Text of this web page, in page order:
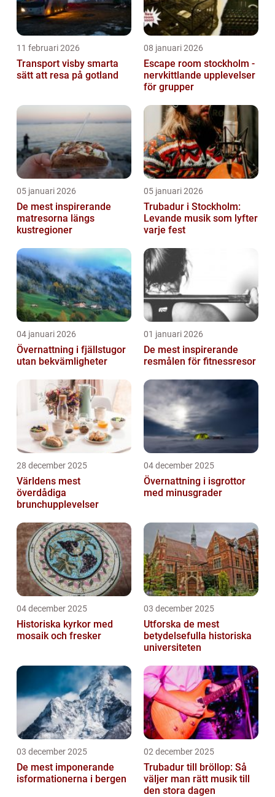
11 februari 2026
Transport visby smarta
sätt att resa på gotland
08 januari 2026
Escape room stockholm -
nervkittlande upplevelser
för grupper
05 januari 2026
De mest inspirerande
matresorna längs
kustregioner
05 januari 2026
Trubadur i Stockholm:
Levande musik som lyfter
varje fest
04 januari 2026
Övernattning i fjällstugor
utan bekvämligheter
01 januari 2026
De mest inspirerande
resmålen för fitnessresor
28 december 2025
Världens mest
överdådiga
brunchupplevelser
04 december 2025
Övernattning i isgrottor
med minusgrader
04 december 2025
Historiska kyrkor med
mosaik och fresker
03 december 2025
Utforska de mest
betydelsefulla historiska
universiteten
03 december 2025
De mest imponerande
isformationerna i bergen
02 december 2025
Trubadur till bröllop: Så
väljer man rätt musik till
den stora dagen